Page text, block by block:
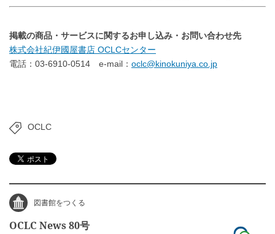
掲載の商品・サービスに関するお申し込み・お問い合わせ先
株式会社紀伊國屋書店 OCLCセンター
電話：03-6910-0514 e-mail： oclc@kinokuniya.co.jp
OCLC
図書館をつくる
OCLC News 80号